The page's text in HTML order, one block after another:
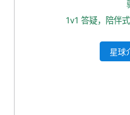
本小节源码下载1v1 答疑，陪伴
星球